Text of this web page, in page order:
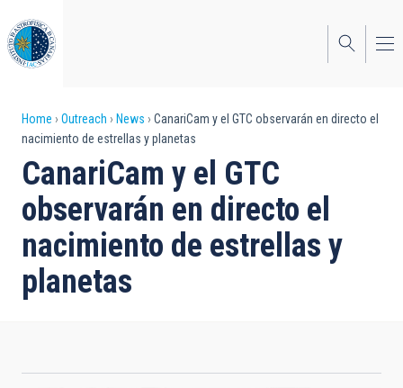
to
main
content
Breadcrumb
Home Outreach News
CanariCam y el GTC observarán en directo el
nacimiento de estrellas y planetas
CanariCam y el GTC
observarán en directo el
nacimiento de estrellas y
planetas